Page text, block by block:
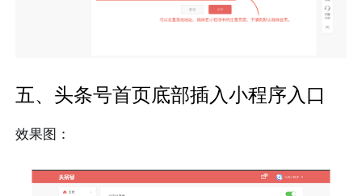
五、头条号首页底部插入小程序入口
效果图：